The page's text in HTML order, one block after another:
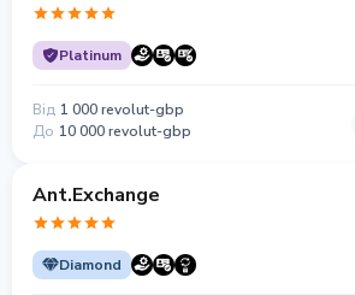
Platinum
Від 1 000 revolut-gbp
До 10 000 revolut-gbp
Ant.Exchange
Diamond